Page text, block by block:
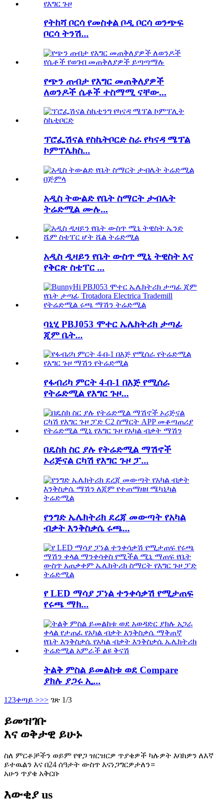
የትከሻ ቦርሳ የመስቀል ቦዲ ቦርሳ ወንጭፍ
ቦርሳ ትንሽ...
የጭን ጠብታ የእግር መጠቅለያዎች
ለወንዶች ሴቶች ተስማሚ ናቸው...
ፕሮፌሽናል የስኬትቦርድ ስራ የካናዳ ሜፕል
ኮምፕሌክስ...
አዲስ ትውልድ የቤት ስማርት ታብሌት
ትሬድሚል ሙሉ...
አዲስ ዲዛይን የቤት ውስጥ ሚኒ ትዊስት እና
የቅርጽ ስቴፐር ...
ባኒሂ PBJ053 ሞተር ኤሌክትሪክ ታጣፊ
ጂም ቤት...
የፋብሪካ ምርት 4-በ-1 በእጅ የሚሰራ
የትሬድሚል የእግር ጉዞ...
በዴስክ ስር ያሉ የትሬድሚል ማሽኖች
ኦሪጅናል ርካሽ የእግር ጉዞ ፓ...
የንግድ ኤሌክትሪክ ደረጃ መውጣት የአካል
ብቃት እንቅስቃሴ ሩጫ...
የ LED ማሳያ ፓነል ተንቀሳቃሽ የሚታጠፍ
የሩጫ ማክ...
ትልቅ ምስል ይመልከቱ ወደ Compare
ያክሉ ያጋሩ ኢ...
123ቀጣይ >>> ገጽ 1/3
ይመዝገቡ
እና ወቅታዊ ይሁኑ
ስለ ምርቶቻችን ወይም የዋጋ ዝርዝርዎ ጥያቄዎች ካሉዎት እባክዎን ለእኛ
ይተዉልን እና በ24 ሰዓታት ውስጥ እናነጋግርዎታለን።
አሁን ጥያቄ አቅርቡ
እውቂያus